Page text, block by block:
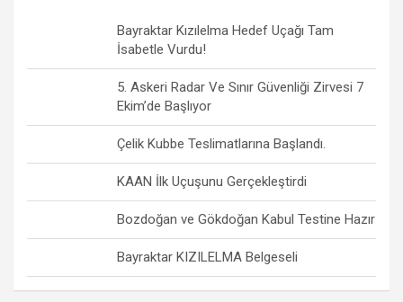
Bayraktar Kızılelma Hedef Uçağı Tam
İsabetle Vurdu!
5. Askeri Radar Ve Sınır Güvenliği Zirvesi 7
Ekim’de Başlıyor
Çelik Kubbe Teslimatlarına Başlandı.
KAAN İlk Uçuşunu Gerçekleştirdi
Bozdoğan ve Gökdoğan Kabul Testine Hazır
Bayraktar KIZILELMA Belgeseli